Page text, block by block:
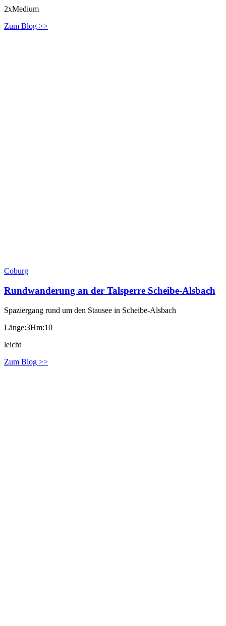
2xMedium
Zum Blog >>
Coburg
Rundwanderung an der Talsperre Scheibe-Alsbach
Spaziergang rund um den Stausee in Scheibe-Alsbach
Länge:3Hm:10
leicht
Zum Blog >>